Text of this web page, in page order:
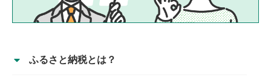
ふるさと納税とは？